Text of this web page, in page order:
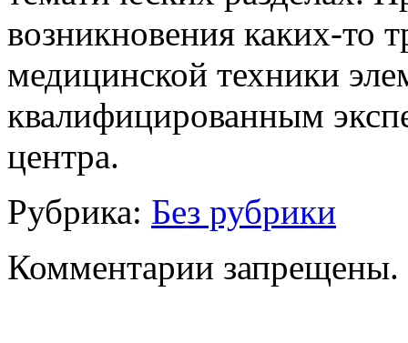
возникновения каких-то
медицинской техники
квалифицированным
центра.
Рубрика: Без рубрики
Комментарии запрещены.